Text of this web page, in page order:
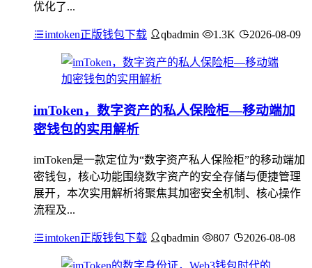
优化了...
imtoken正版钱包下载 qbadmin 1.3K 2026-08-09
imToken，数字资产的私人保险柜—移动端加
密钱包的实用解析
imToken是一款定位为“数字资产私人保险柜”的移动端加
密钱包，核心功能围绕数字资产的安全存储与便捷管理
展开，本次实用解析将聚焦其加密安全机制、核心操作
流程及...
imtoken正版钱包下载 qbadmin 807 2026-08-08